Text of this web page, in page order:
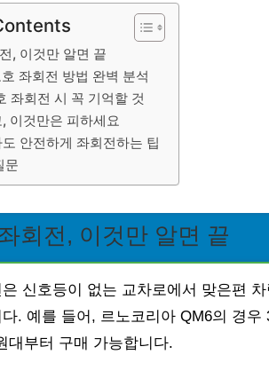
, 이것만 알면 끝
좌회전 방법 완벽 분석
좌회전 시 꼭 기억할 것
이것만은 피하세요
안전하게 좌회전하는 팁
문
회전, 이것만 알면 끝
신호등이 없는 교차로에서 맞은편
. 예를 들어, 르노코리아 QM6의 경
대부터 구매 가능합니다.